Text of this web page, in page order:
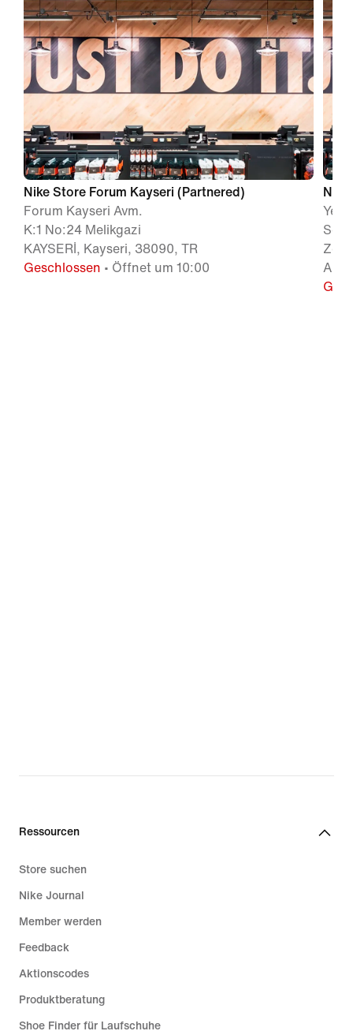
Nike Store Forum Kayseri (Partnered)
Forum Kayseri Avm.
K:1 No:24 Melikgazi
KAYSERİ, Kayseri, 38090, TR
Geschlossen • Öffnet um 10:00
Yeni
Ressourcen
Store suchen
Nike Journal
Member werden
Feedback
Aktionscodes
Produktberatung
Shoe Finder für Laufschuhe